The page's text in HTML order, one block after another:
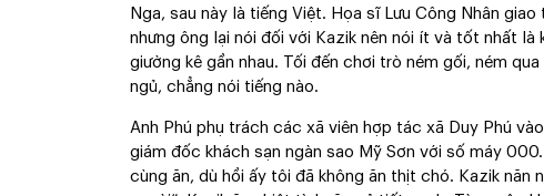
Nga, sau này là tiếng Việt. Họa sĩ Lưu Công Nhân
nhưng ông lại nói đối với Kazik nên nói ít và tốt nhất
giường kê gần nhau. Tối đến chơi trò ném gối, ném
ngủ, chẳng nói tiếng nào.
Anh Phú phụ trách các xã viên hợp tác xã Duy Phú
giám đốc khách sạn ngàn sao Mỹ Sơn với số máy
cùng ăn, dù hồi ấy tôi đã không ăn thịt chó. Kazik năn